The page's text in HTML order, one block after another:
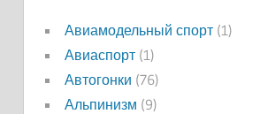
Авиамодельный спорт(1)
Авиаспорт(1)
Автогонки (76)
Альпинизм (9)